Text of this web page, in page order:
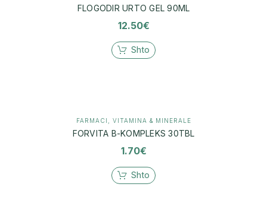
FLOGODIR URTO GEL 90ML
12.50€
Shto
FARMACI VITAMINA & MINERALE
FORVITA B-KOMPLEKS 30TBL
1.70€
Shto